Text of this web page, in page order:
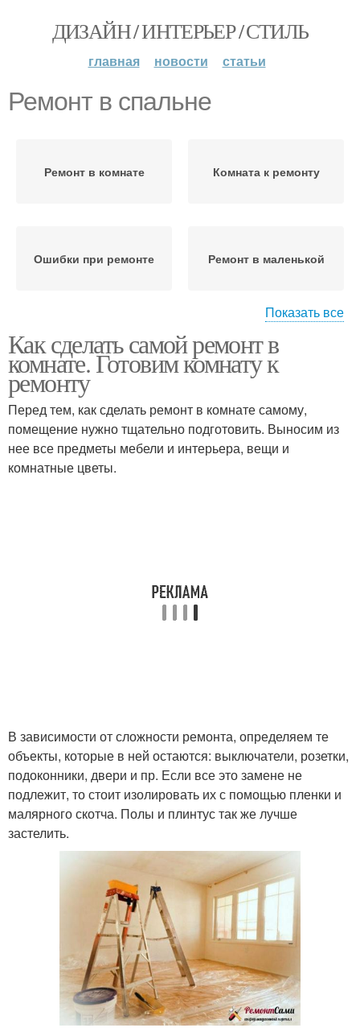
ДИЗАЙН / ИНТЕРЬЕР / СТИЛЬ
главная новости статьи
Ремонт в спальне
Ремонт в комнате Комната к ремонту
Ошибки при ремонте Ремонт в маленькой
Ремонт для спальни Светлая спальня
Показать все
Как сделать самой ремонт в
комнате. Готовим комнату к
ремонту
Перед тем, как сделать ремонт в комнате самому,
помещение нужно тщательно подготовить. Выносим из
нее все предметы мебели и интерьера, вещи и
комнатные цветы.
В зависимости от сложности ремонта, определяем те
объекты, которые в ней остаются: выключатели, розетки,
подоконники, двери и пр. Если все это замене не
подлежит, то стоит изолировать их с помощью пленки и
малярного скотча. Полы и плинтус так же лучше
застелить.